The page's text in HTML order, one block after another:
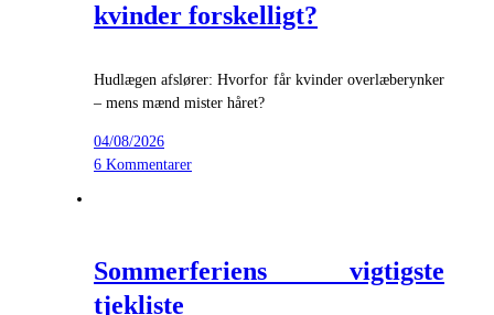
kvinder forskelligt?
Hudlægen afslører: Hvorfor får kvinder overlæberynker
– mens mænd mister håret?
04/08/2026
6 Kommentarer
Sommerferiens vigtigste
tjekliste